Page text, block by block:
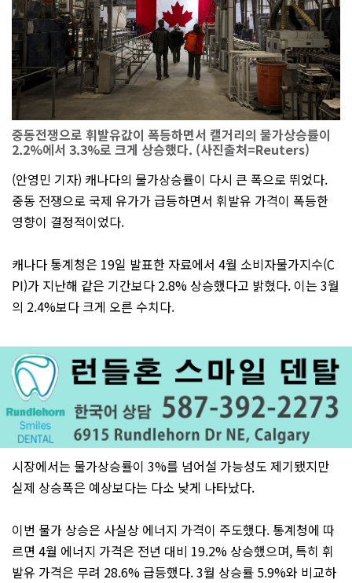
중동전쟁으로 휘발유값이 폭등하면서 캘거리의 물가상승률이
2.2%에서 3.3%로 크게 상승했다. (사진출처=Reuters)
(안영민 기자) 캐나다의 물가상승률이 다시 큰 폭으로 뛰었다.
중동 전쟁으로 국제 유가가 급등하면서 휘발유 가격이 폭등한
영향이 결정적이었다.
캐나다 통계청은 19일 발표한 자료에서 4월 소비자물가지수(C
PI)가 지난해 같은 기간보다 2.8% 상승했다고 밝혔다. 이는 3월
의 2.4%보다 크게 오른 수치다.
시장에서는 물가상승률이 3%를 넘어설 가능성도 제기됐지만
실제 상승폭은 예상보다는 다소 낮게 나타났다.
이번 물가 상승은 사실상 에너지 가격이 주도했다. 통계청에 따
르면 4월 에너지 가격은 전년 대비 19.2% 상승했으며, 특히 휘
발유 가격은 무려 28.6% 급등했다. 3월 상승률 5.9%와 비교하